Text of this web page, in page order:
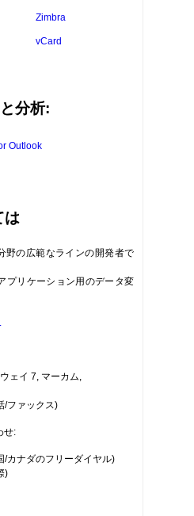
Zimbra
vCard
分析:
Outlook
は
野の広範なラインの開発者で
プリケーション用のデータ変
ェイ 7, マーカム,
/ファックス)
せ:
カナダのフリーダイヤル)
)